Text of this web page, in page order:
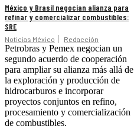
México y Brasil negocian alianza para
refinar y comercializar combustibles:
SRE
Noticias México Redacción
Petrobras y Pemex negocian un
segundo acuerdo de cooperación
para ampliar su alianza más allá de
la exploración y producción de
hidrocarburos e incorporar
proyectos conjuntos en refino,
procesamiento y comercialización
de combustibles.